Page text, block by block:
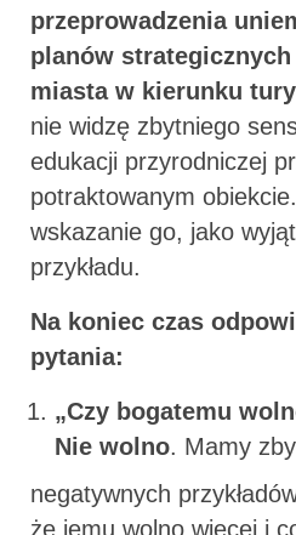
przeprowadzenia
planów
miasta w kierunku
nie widzę zbytniego
edukacji przyrodniczej
potraktowanym
wskazanie go, jako
przykładu.
Na koniec czas
pytania:
„Czy bogatemu
Nie wolno. Mamy
negatywnych
że jemu wolno więcej i